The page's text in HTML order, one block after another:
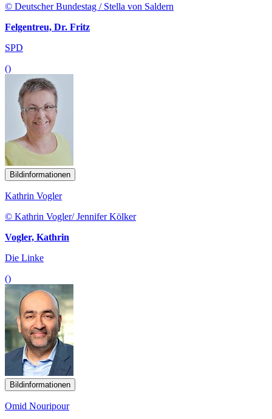
© Deutscher Bundestag / Stella von Saldern
Felgentreu, Dr. Fritz
SPD
()
Bildinformationen
Kathrin Vogler
© Kathrin Vogler/ Jennifer Kölker
Vogler, Kathrin
Die Linke
()
Bildinformationen
Omid Nouripour